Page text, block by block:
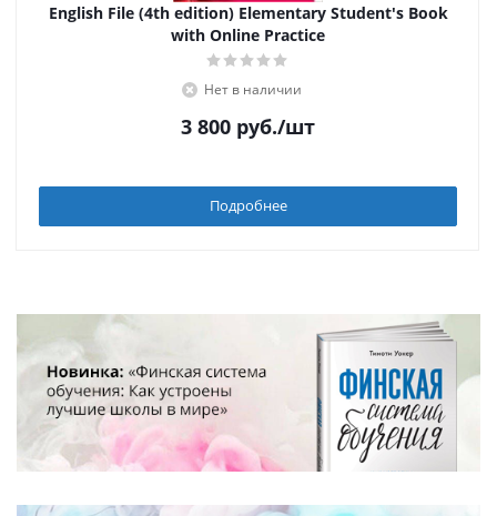
English File (4th edition) Elementary Student's Book
with Online Practice
Нет в наличии
3 800 руб./шт
Подробнее